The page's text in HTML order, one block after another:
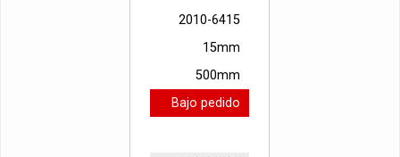
2010-6415
15mm
500mm
Bajo pedido